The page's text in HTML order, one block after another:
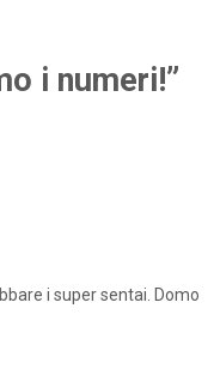
i numeri!”
i super sentai. Domo